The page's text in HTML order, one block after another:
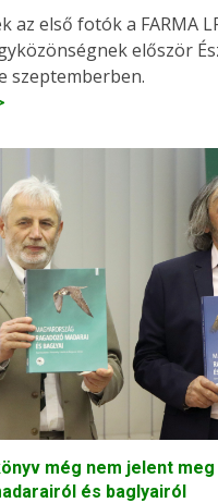
az első fotók a FARMA
először
szeptemberben.
még nem jelent
és baglyairól